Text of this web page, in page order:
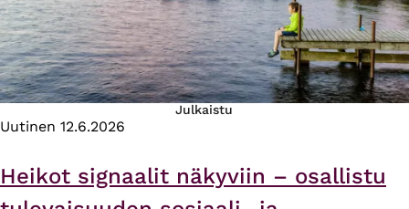
Julkaistu
Uutinen 12.6.2026
Heikot signaalit näkyviin – osallistu